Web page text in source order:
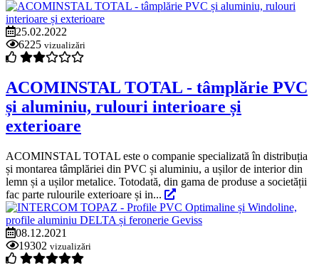
25.02.2022
6225 vizualizări
ACOMINSTAL TOTAL - tâmplărie PVC
și aluminiu, rulouri interioare și
exterioare
ACOMINSTAL TOTAL este o companie specializată în distribuția
și montarea tâmplăriei din PVC și aluminiu, a ușilor de interior din
lemn și a ușilor metalice. Totodată, din gama de produse a societății
fac parte rulourile exterioare și in...
08.12.2021
19302 vizualizări